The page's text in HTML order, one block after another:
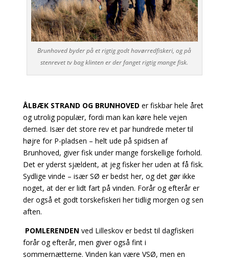
Brunhoved byder på et rigtig godt havørredfiskeri, og på
stenrevet tv bag klinten er der fanget rigtig mange fisk.
ÅLBÆK STRAND OG BRUNHOVED er fiskbar hele året
og utrolig populær, fordi man kan køre hele vejen
derned. Især det store rev et par hundrede meter til
højre for P-pladsen – helt ude på spidsen af
Brunhoved, giver fisk under mange forskellige forhold.
Det er yderst sjældent, at jeg fisker her uden at få fisk.
Sydlige vinde – især SØ er bedst her, og det gør ikke
noget, at der er lidt fart på vinden. Forår og efterår er
der også et godt torskefiskeri her tidlig morgen og sen
aften.
POMLERENDEN ved Lilleskov er bedst til dagfiskeri
forår og efterår, men giver også fint i
sommernætterne. Vinden kan være VSØ, men en